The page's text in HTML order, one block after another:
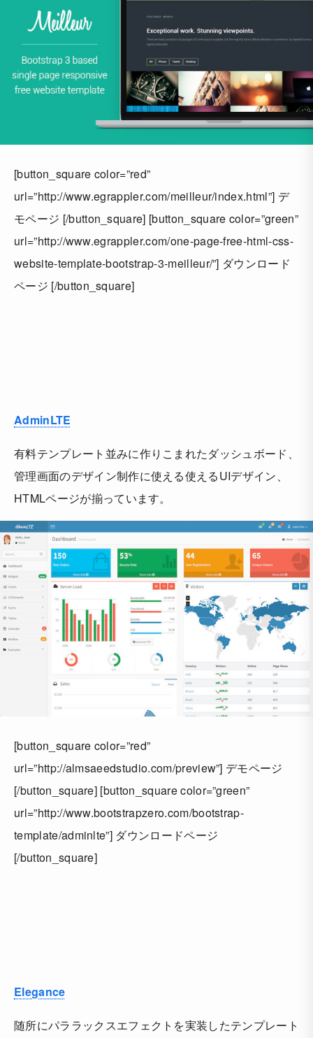
[button_square color=”red”
url=”http://www.egrappler.com/meilleur/index.html”] デ
モページ [/button_square] [button_square color=”green”
url=”http://www.egrappler.com/one-page-free-html-css-
website-template-bootstrap-3-meilleur/”] ダウンロード
ページ [/button_square]
AdminLTE
有料テンプレート並みに作りこまれたダッシュボード、
管理画面のデザイン制作に使える使えるUIデザイン、
HTMLページが揃っています。
[button_square color=”red”
url=”http://almsaeedstudio.com/preview”] デモページ
[/button_square] [button_square color=”green”
url=”http://www.bootstrapzero.com/bootstrap-
template/adminlte”] ダウンロードページ
[/button_square]
Elegance
随所にパララックスエフェクトを実装したテンプレート